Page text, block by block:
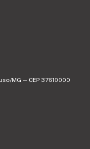
MG — CEP 37610000